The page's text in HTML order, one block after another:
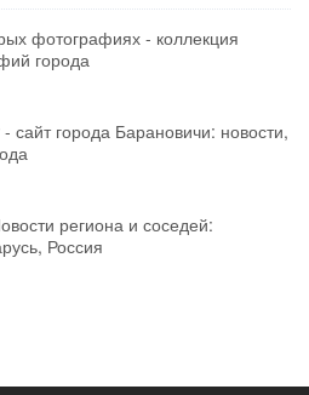
фотографиях - коллекция
города
сайт города Барановичи: новости,
региона и соседей:
Россия